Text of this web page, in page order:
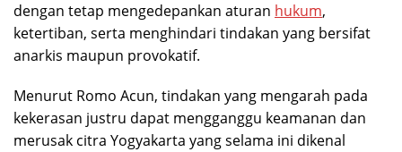
dengan tetap mengedepankan aturan hukum,
ketertiban, serta menghindari tindakan yang bersifat
anarkis maupun provokatif.
Menurut Romo Acun, tindakan yang mengarah pada
kekerasan justru dapat mengganggu keamanan dan
merusak citra Yogyakarta yang selama ini dikenal